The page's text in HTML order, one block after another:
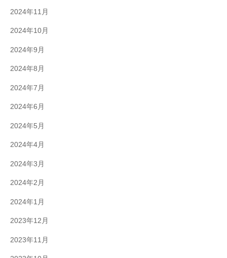
2024年11月
2024年10月
2024年9月
2024年8月
2024年7月
2024年6月
2024年5月
2024年4月
2024年3月
2024年2月
2024年1月
2023年12月
2023年11月